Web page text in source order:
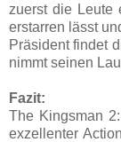
zuerst die Leute
erstarren lässt
Präsident findet
nimmt seinen
Fazit:
The Kingsman
exzellenter